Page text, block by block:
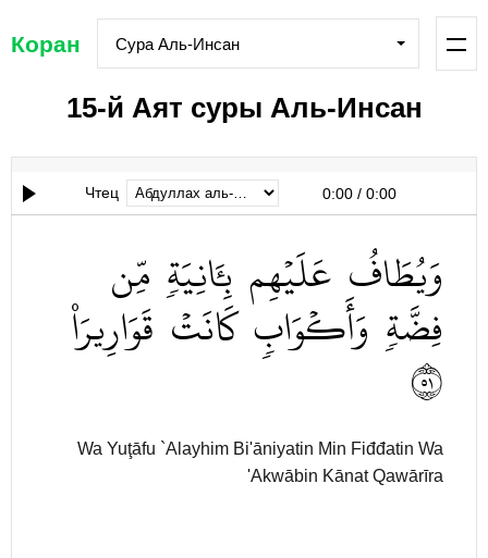
Коран Сура Аль-Инсан
15-й Аят суры Аль-Инсан
Чтец 0:00 / 0:00
وَيُطَافُ عَلَيۡهِم بِـَٔانِيَةٖ مِّن
فِضَّةٖ وَأَكۡوَابٖ كَانَتۡ قَوَارِيرَا۠
١٥
Wa Yuţāfu `Alayhim Bi'āniyatin Min Fiđđatin Wa
'Akwābin Kānat Qawārīra